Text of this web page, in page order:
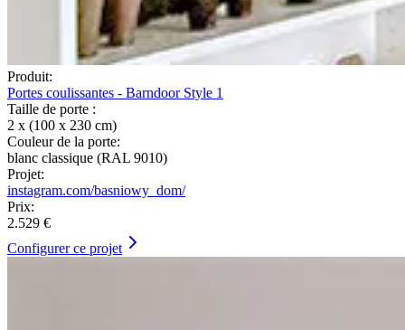
Produit:
Portes coulissantes - Barndoor Style 1
Taille de porte :
2 x (100 x 230 cm)
Couleur de la porte:
blanc classique (RAL 9010)
Projet:
instagram.com/basniowy_dom/
Prix:
2.529 €
Configurer ce projet